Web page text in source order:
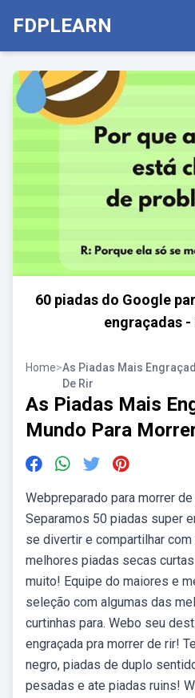
FDPLEARN
60 piadas do Google
engraçadas -
Home>As Piadas Mais
De Rir
As Piadas Mais
Mundo Para
Webpreparado para morrer
Separamos 50 piadas super
se divertir e compartilhar
melhores piadas secas
muito! Equipe do maiores e
seleção com algumas das
curtinhas para. Webo seu
engraçada pra morrer de rir!
negro, piadas de duplo
pesadas e ate piadas ruins!